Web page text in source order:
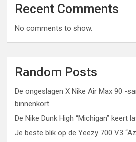
Recent Comments
No comments to show.
Random Posts
De ongeslagen X Nike Air Max 90 -
binnenkort
De Nike Dunk High “Michigan” keert
Je beste blik op de Yeezy 700 V3